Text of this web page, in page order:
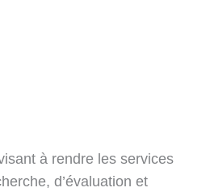
à rendre les services
d’évaluation et